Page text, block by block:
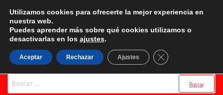
Saltar
contenido
CATEGORÍAS
Categorías
BUSCADOR
Utilizamos cookies para ofrecerte la mejor experiencia en
nuestra web.
Puedes aprender más sobre qué cookies utilizamos o
desactivarlas en los ajustes.
Aceptar Rechazar Ajustes Cerrar el banner